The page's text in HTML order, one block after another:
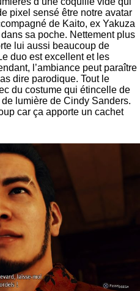
pixel sensé être notre avatar
de Kaito, ex Yakuza
sa poche. Nettement plus
lui aussi beaucoup de
duo est excellent et les
l’ambiance peut paraître
dire parodique. Tout le
du costume qui étincelle de
lumière de Cindy Sanders.
car ça apporte un cachet